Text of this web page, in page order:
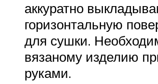
аккуратно
горизонтальную
для сушки.
вязаному изделию
руками.